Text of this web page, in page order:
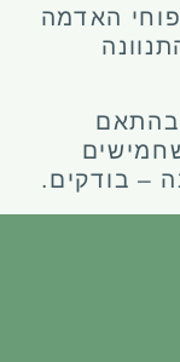
האדמה
התנוונה
בהתאם
– בודקים.